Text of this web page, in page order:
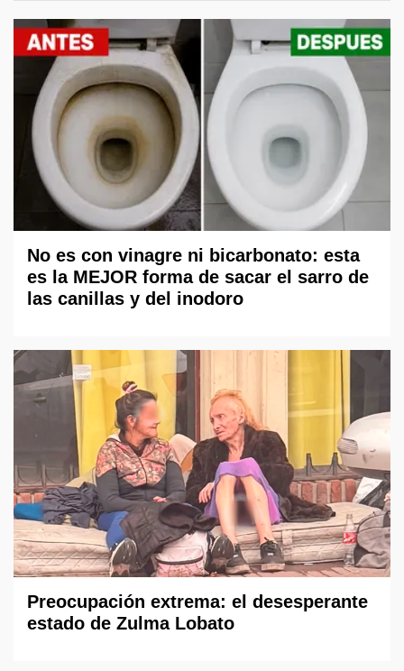
No es con vinagre ni bicarbonato: esta
es la MEJOR forma de sacar el sarro de
las canillas y del inodoro
Preocupación extrema: el desesperante
estado de Zulma Lobato